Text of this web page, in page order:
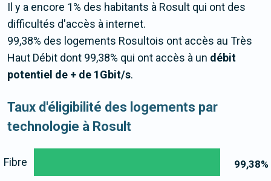
Il y a encore 1% des habitants à Rosult qui ont des
difficultés d'accès à internet.
99,38% des logements Rosultois ont accès au Très
Haut Débit dont 99,38% qui ont accès à un débit
potentiel de + de 1Gbit/s.
Taux d'éligibilité des logements par
technologie à Rosult
99,38%
Fibre